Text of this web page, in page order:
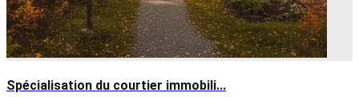
Spécialisation du courtier immobili...